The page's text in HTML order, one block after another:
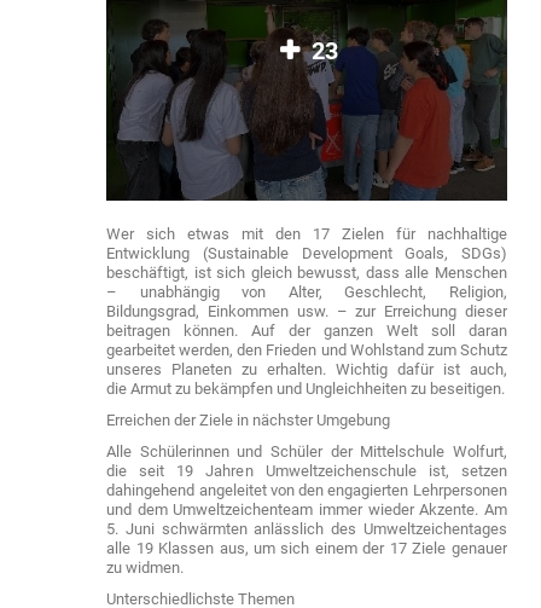
23
Wer sich etwas mit den 17 Zielen für nachhaltige
Entwicklung (Sustainable Development Goals, SDGs)
beschäftigt, ist sich gleich bewusst, dass alle Menschen
– unabhängig von Alter, Geschlecht, Religion,
Bildungsgrad, Einkommen usw. – zur Erreichung dieser
beitragen können. Auf der ganzen Welt soll daran
gearbeitet werden, den Frieden und Wohlstand zum Schutz
unseres Planeten zu erhalten. Wichtig dafür ist auch,
die Armut zu bekämpfen und Ungleichheiten zu beseitigen.
Erreichen der Ziele in nächster Umgebung
Alle Schülerinnen und Schüler der Mittelschule Wolfurt,
die seit 19 Jahren Umweltzeichenschule ist, setzen
dahingehend angeleitet von den engagierten Lehrpersonen
und dem Umweltzeichenteam immer wieder Akzente. Am
5. Juni schwärmten anlässlich des Umweltzeichentages
alle 19 Klassen aus, um sich einem der 17 Ziele genauer
zu widmen.
Unterschiedlichste Themen